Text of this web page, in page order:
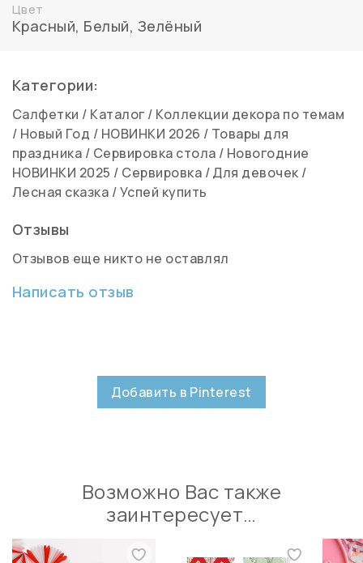
Цвет
Красный, Белый, Зелёный
Категории:
Салфетки / Каталог / Коллекции декора по темам
/ Новый Год / НОВИНКИ 2026 / Товары для
праздника / Сервировка стола / Новогодние
НОВИНКИ 2025 / Сервировка /Для девочек /
Лесная сказка /Успей купить
Отзывы
Отзывов еще никто не оставлял
Написать отзыв
Добавить в Pinterest
Возможно Вас также
заинтересует…